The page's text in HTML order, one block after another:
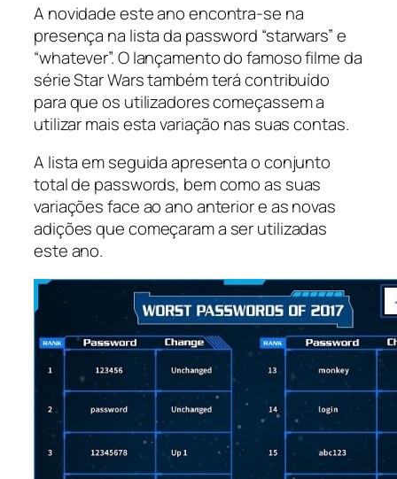
A novidade este ano encontra-se na
presença na lista da password “starwars” e
“whatever”. O lançamento do famoso filme da
série Star Wars também terá contribuído
para que os utilizadores começassem a
utilizar mais esta variação nas suas contas.
A lista em seguida apresenta o conjunto
total de passwords, bem como as suas
variações face ao ano anterior e as novas
adições que começaram a ser utilizadas
este ano.